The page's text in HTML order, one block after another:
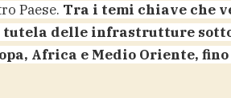
Paese. Tra i temi chiave che
tutela delle infrastrutture
Africa e Medio Oriente,